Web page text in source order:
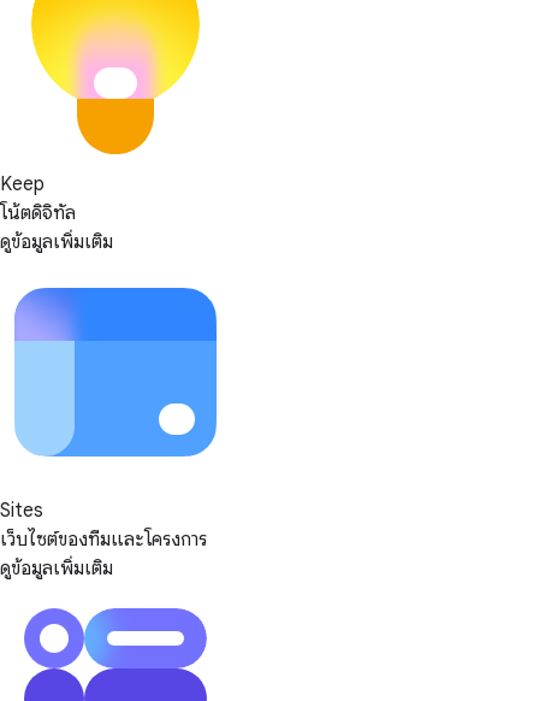
Keep
โน้ตดิจิทัล
ดูข้อมูลเพิ่มเติม
Sites
เว็บไซต์ของทีมและโครงการ
ดูข้อมูลเพิ่มเติม